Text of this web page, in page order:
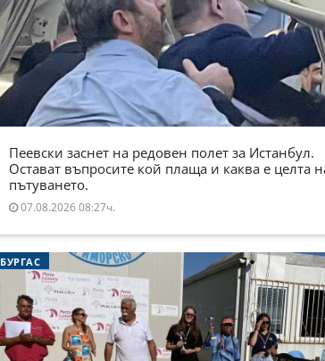
Пеевски заснет на редовен полет за Истанбул.
Остават въпросите кой плаща и каква е целта
пътуването.
07.08.2026 08:27ч.
БУРГАС